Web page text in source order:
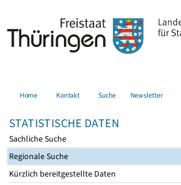
Home Kontakt Suche Newsletter
STATISTISCHE DATEN
Sachliche Suche
Regionale Suche
Kürzlich bereitgestellte Daten